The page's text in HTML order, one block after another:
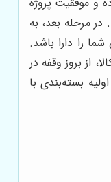
مرحله بعد، به
را دارا باشد.
از بروز وقفه در
بسته‌بندی با